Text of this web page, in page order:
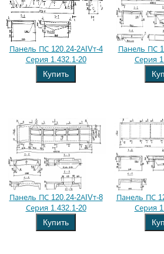
Панель ПС 120.24-2АIVт-4
Серия 1.432.1-20
Купить
Панель ПС
Серия
Панель ПС 120.24-2АIVт-8
Серия 1.432.1-20
Купить
Панель ПС
Серия